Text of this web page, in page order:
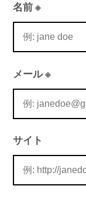
名前※
メール※
サイト